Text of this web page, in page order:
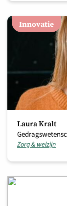
Innovatie
Laura Kralt
Zorg & welzijn